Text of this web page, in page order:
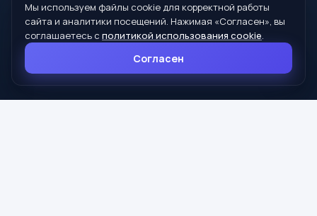
© 2026 Управление образования Администрации МО
Сухой Лог
624800, Свердловская область, г. Сухой Лог, ул. Кирова, дом 7
8 (34373) 4-33-85
Мы используем файлы cookie для корректной работы
сайта и аналитики посещений. Нажимая «Согласен», вы
соглашаетесь с политикой использования cookie.
Согласен